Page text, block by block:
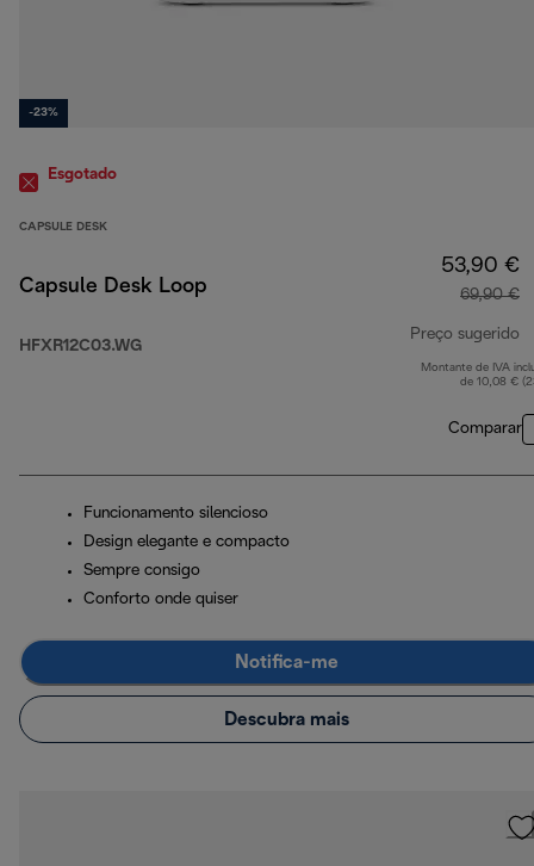
-23%
Esgotado
CAPSULE DESK
Capsule Desk Loop
HFXR12C03.WG
53,90 €
69,90 €
Preço sugerido
Montante de IVA
de 10,08 €
Comparar
Funcionamento silencioso
Design elegante e compacto
Sempre consigo
Conforto onde quiser
Notifica-me
Descubra mais